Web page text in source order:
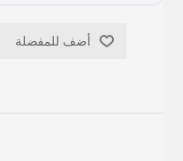
أضف للمفضلة